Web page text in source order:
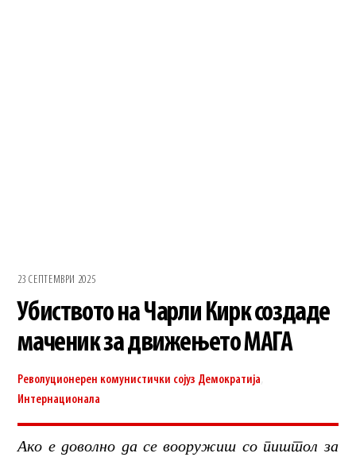
23 СЕПТЕМВРИ 2025
Убиството на Чарли Кирк создаде
маченик за движењето МАГА
Револуционерен комунистички сојуз Демократија
Интернационала
Ако е доволно да се вооружиш со пиштол за